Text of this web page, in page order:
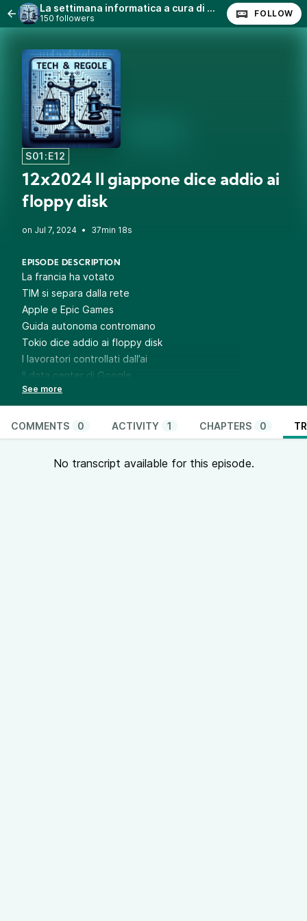
La settimana informatica a cura di @quinta (Stefano Quintarelli) con Lanfranco Palazzolo (Radio Radicale)
150 followers FOLLOW
S01:E12
12x2024 Il giappone dice addio ai
floppy disk
• 37min 18s
EPISODE DESCRIPTION
La francia ha votato
TIM si separa dalla rete
Apple e Epic Games
Guida autonoma contromano
Tokio dice addio ai floppy disk
I lavoratori controllati dall’ai
Il data center di Google
Chi cerca lo fa con Google
La spunta blu di Whatsapp
Apple rimuove 22 app vpn dallo suo store russo
COMMENTS 0 ACTIVITY 1 CHAPTERS 0
No transcript available for this episode.